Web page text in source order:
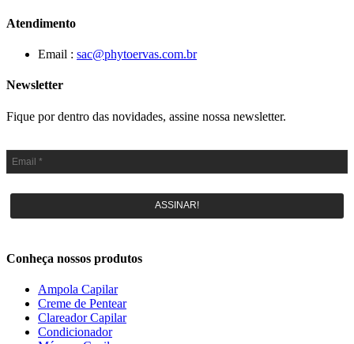
Atendimento
Email : sac@phytoervas.com.br
Newsletter
Fique por dentro das novidades, assine nossa newsletter.
ASSINAR!
Conheça nossos produtos
Ampola Capilar
Creme de Pentear
Clareador Capilar
Condicionador